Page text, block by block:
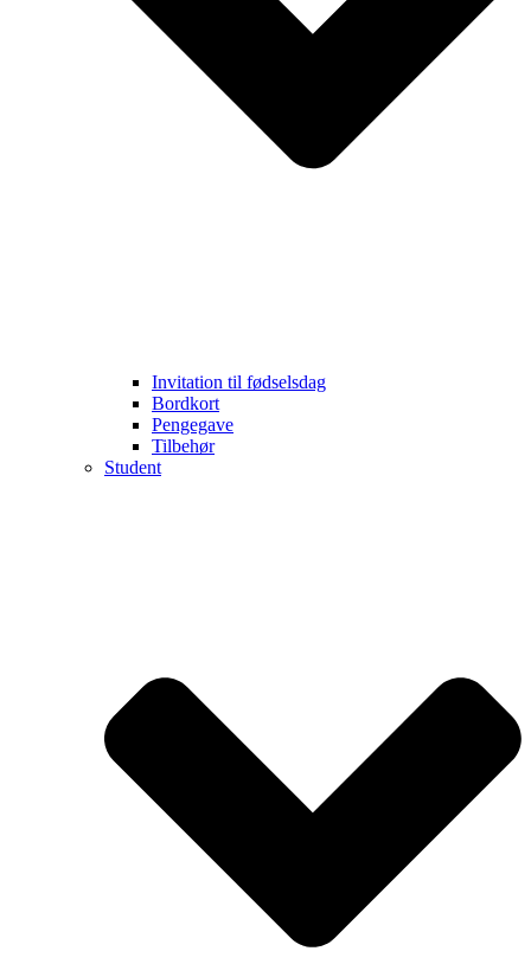
Invitation til fødselsdag
Bordkort
Pengegave
Tilbehør
Student